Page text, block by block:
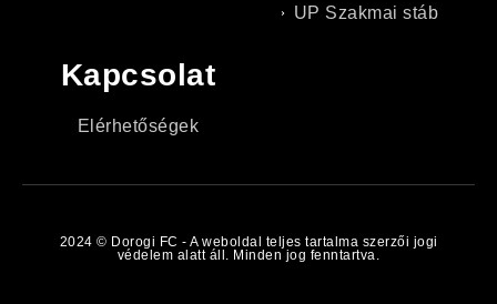
UP Szakmai stáb
Kapcsolat
Elérhetőségek
2024 © Dorogi FC - A weboldal teljes tartalma szerzői jogi
védelem alatt áll. Minden jog fenntartva.